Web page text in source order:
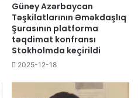
Güney Azərbaycan
Təşkilatlarının Əməkdaşlıq
Şurasının platforma
təqdimat konfransı
Stokholmda keçirildi
2025-12-18